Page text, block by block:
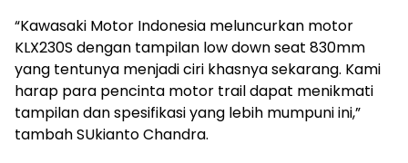
“Kawasaki Motor Indonesia meluncurkan motor
KLX230S dengan tampilan low down seat 830mm
yang tentunya menjadi ciri khasnya sekarang. Kami
harap para pencinta motor trail dapat menikmati
tampilan dan spesifikasi yang lebih mumpuni ini,”
tambah SUkianto Chandra.